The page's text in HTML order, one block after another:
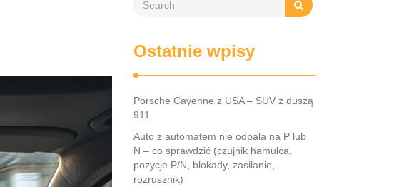
Ostatnie wpisy
Porsche Cayenne z USA – SUV z duszą
911
Auto z automatem nie odpala na P lub
N – co sprawdzić (czujnik hamulca,
pozycje P/N, blokady, zasilanie,
rozrusznik)